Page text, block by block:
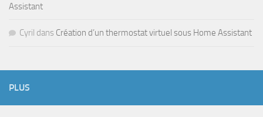
Assistant
Cyril dans Création d’un thermostat virtuel sous Home Assistant
PLUS